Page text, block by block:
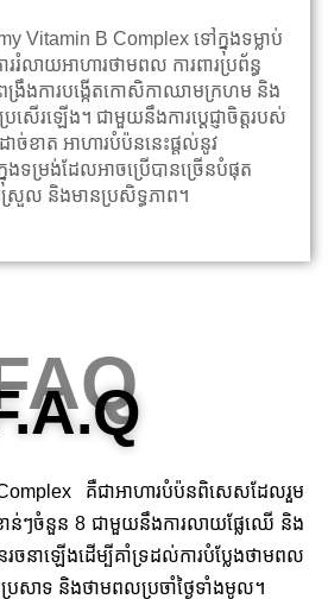
Vitamin B Complex ទៅក្នុងទម្លាប់
ររំលាយអាហារថាមពល ការពារប្រព័ន្ធ
ង្រឹងការបង្កើតកោសិកាឈាមក្រហម និង
សើរឡើង។ ជាមួយនឹងការប្តេជ្ញាចិត្តរបស់
ខាត អាហារបំប៉ននេះផ្តល់នូវ
នុងទម្រង់ដែលអាចប្រើបានច្រើនបំផុត
រួល និងមានប្រសិទ្ធភាព។
គឺជាអាហារបំប៉នពិសេសដែលរួម
ាន់ៗចំនួន 8 ជាមួយនឹងការលាយផ្លែឈើ និង
រចនាឡើងដើម្បីគាំទ្រដល់ការបំប្លែងថាមពល
រសាទ និងថាមពលប្រចាំថ្ងៃទាំងមូល។